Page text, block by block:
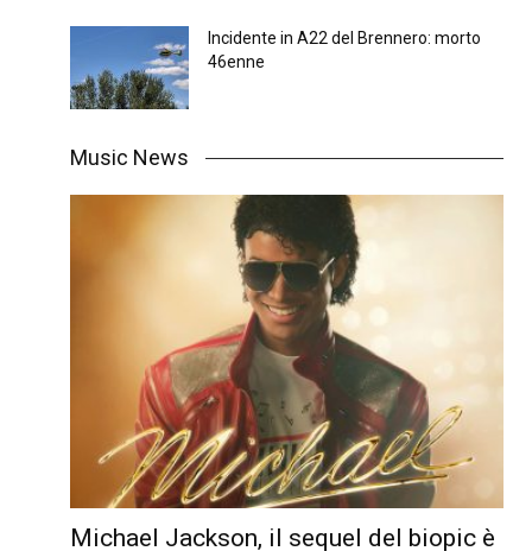
Incidente in A22 del Brennero: morto
46enne
Music News
Michael Jackson, il sequel del biopic è